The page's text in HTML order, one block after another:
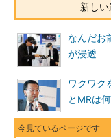
新し
なんだお
が浸透
ワクワク
とMRは